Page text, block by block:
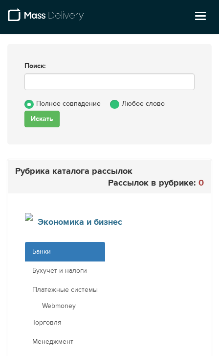
Поиск:
Полное совпадение Любое слово
Рубрика каталога рассылок
Рассылок в рубрике: 0
Экономика и бизнес
Банки
Бухучет и налоги
Платежные системы
Webmoney
Торговля
Менеджмент